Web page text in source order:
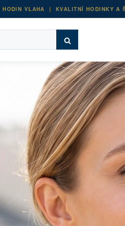
VLAHA | KVALITNÍ HODINKY A